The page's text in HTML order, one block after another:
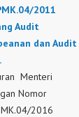
2011
Audit
dan Audit
Menteri
Nomor
2016